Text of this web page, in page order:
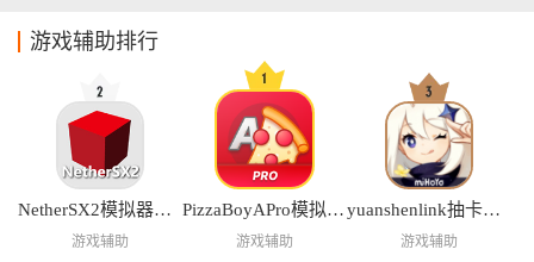
游戏辅助排行
NetherSX2模拟器汉化版
游戏辅助
PizzaBoyAPro模拟器中文版
游戏辅助
yuanshenlink抽卡分析
游戏辅助